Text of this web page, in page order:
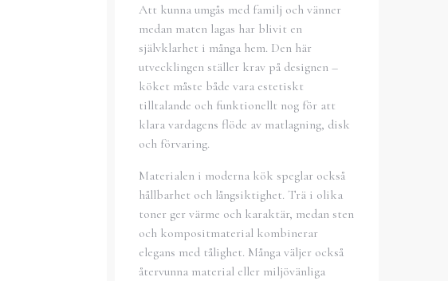
Att kunna umgås med familj och vänner
medan maten lagas har blivit en
självklarhet i många hem. Den här
utvecklingen ställer krav på designen –
köket måste både vara estetiskt
tilltalande och funktionellt nog för att
klara vardagens flöde av matlagning, disk
och förvaring.
Materialen i moderna kök speglar också
hållbarhet och långsiktighet. Trä i olika
toner ger värme och karaktär, medan sten
och kompositmaterial kombinerar
elegans med tålighet. Många väljer också
återvunna material eller miljövänliga